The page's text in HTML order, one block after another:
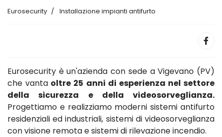
Eurosecurity Installazione impianti antifurto
Eurosecurity è un'azienda con sede a Vigevano (PV)
che vanta oltre 25 anni di esperienza nel settore
della sicurezza e della videosorveglianza.
Progettiamo e realizziamo moderni sistemi antifurto
residenziali ed industriali, sistemi di videosorveglianza
con visione remota e sistemi di rilevazione incendio.